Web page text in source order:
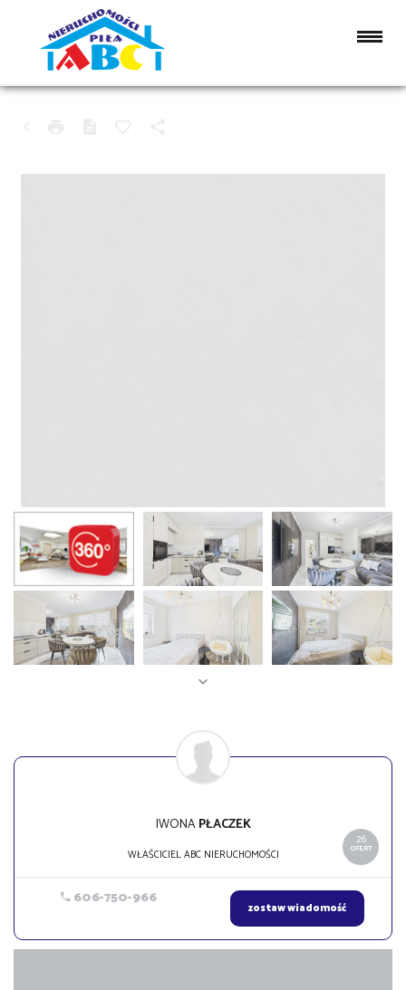
PIŁA, ZIELONA DOLINA
MIESZKANIE NA SPRZEDAŻ
26
OFERT
IWONAPŁACZEK
WŁAŚCICIEL ABC NIERUCHOMOŚCI
606-750-966 zostaw wiadomość